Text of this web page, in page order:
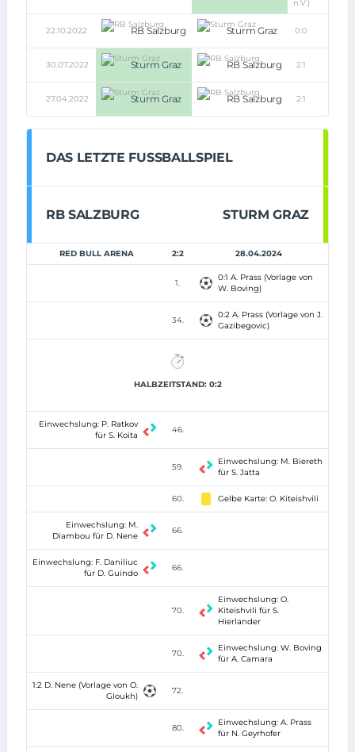
n.V.)
22.10.2022 RB Salzburg Sturm Graz 0:0
30.07.2022 Sturm Graz RB Salzburg 2:1
27.04.2022 Sturm Graz RB Salzburg 2:1
DAS LETZTE FUSSBALLSPIEL
RB SALZBURG STURM GRAZ
RED BULL ARENA 2:2 28.04.2024
1.
0:1 A. Prass (Vorlage von
W. Boving)
34.
0:2 A. Prass (Vorlage von J.
Gazibegovic)
HALBZEITSTAND: 0:2
Einwechslung: P. Ratkov
für S. Koita
46.
59.
Einwechslung: M. Biereth
für S. Jatta
60. Gelbe Karte: O. Kiteishvili
Einwechslung: M.
Diambou für D. Nene
66.
Einwechslung: F. Daniliuc
für D. Guindo
66.
70.
Einwechslung: O.
Kiteishvili für S.
Hierlander
70.
Einwechslung: W. Boving
für A. Camara
1:2 D. Nene (Vorlage von O.
Gloukh)
72.
80.
Einwechslung: A. Prass
für N. Geyrhofer